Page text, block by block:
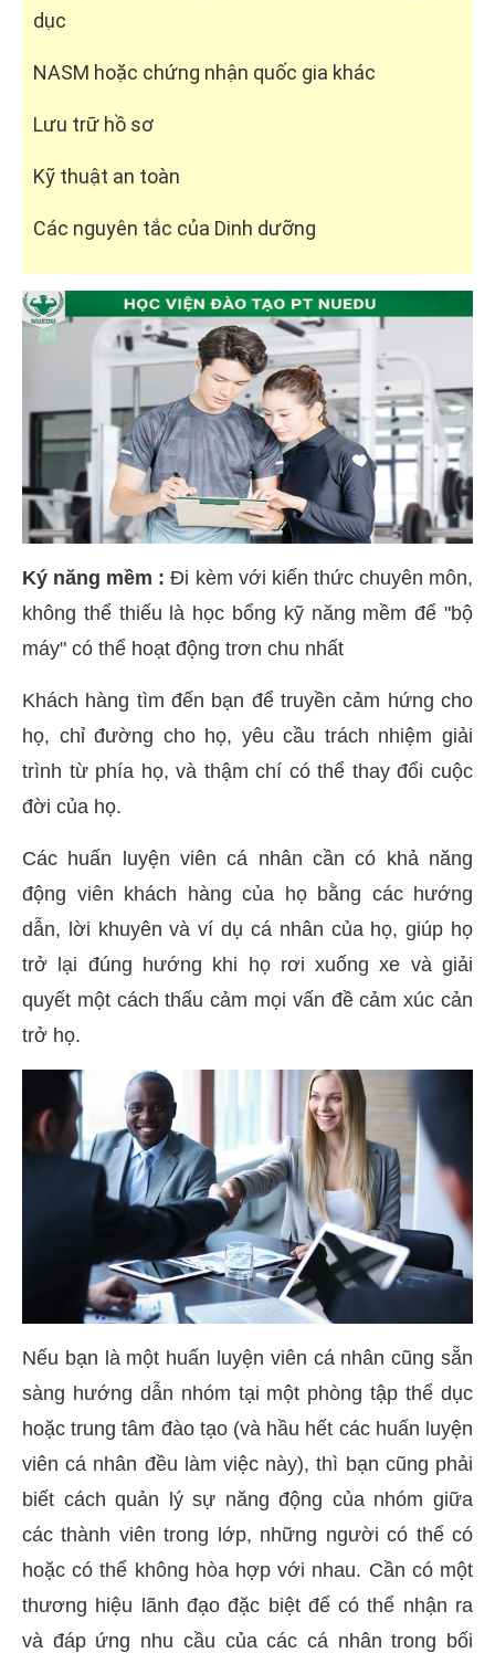
dục
NASM hoặc chứng nhận quốc gia khác
Lưu trữ hồ sơ
Kỹ thuật an toàn
Các nguyên tắc của Dinh dưỡng
Ký năng mềm : Đi kèm với kiến thức chuyên môn,
không thể thiếu là học bổng kỹ năng mềm để "bộ
máy" có thể hoạt động trơn chu nhất
Khách hàng tìm đến bạn để truyền cảm hứng cho
họ, chỉ đường cho họ, yêu cầu trách nhiệm giải
trình từ phía họ, và thậm chí có thể thay đổi cuộc
đời của họ.
Các huấn luyện viên cá nhân cần có khả năng
động viên khách hàng của họ bằng các hướng
dẫn, lời khuyên và ví dụ cá nhân của họ, giúp họ
trở lại đúng hướng khi họ rơi xuống xe và giải
quyết một cách thấu cảm mọi vấn đề cảm xúc cản
trở họ.
Nếu bạn là một huấn luyện viên cá nhân cũng sẵn
sàng hướng dẫn nhóm tại một phòng tập thể dục
hoặc trung tâm đào tạo (và hầu hết các huấn luyện
viên cá nhân đều làm việc này), thì bạn cũng phải
biết cách quản lý sự năng động của nhóm giữa
các thành viên trong lớp, những người có thể có
hoặc có thể không hòa hợp với nhau. Cần có một
thương hiệu lãnh đạo đặc biệt để có thể nhận ra
và đáp ứng nhu cầu của các cá nhân trong bối